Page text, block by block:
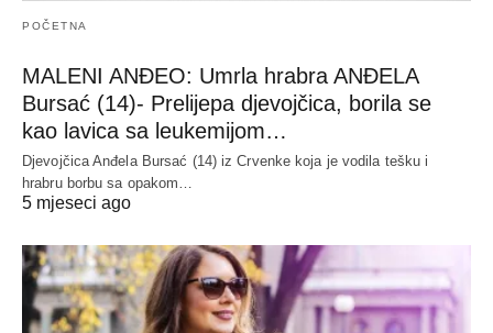
POČETNA
MALENI ANĐEO: Umrla hrabra ANĐELA
Bursać (14)- Prelijepa djevojčica, borila se
kao lavica sa leukemijom…
Djevojčica Anđela Bursać (14) iz Crvenke koja je vodila tešku i
hrabru borbu sa opakom…
5 mjeseci ago